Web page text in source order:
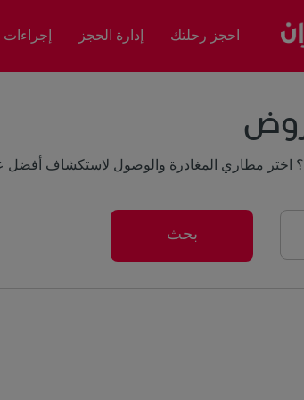
احجز رحلتك إدارة الحجز
مطاري المغادرة والوصول لاستكشاف أفضل
بحث